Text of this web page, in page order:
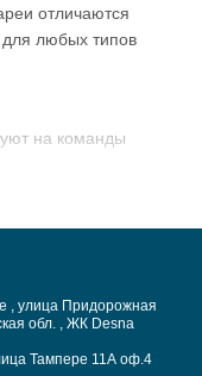
отличаются
любых типов
на команды
в
, улица Придорожная
обл. , ЖК Desna
Тампере 11А оф.4